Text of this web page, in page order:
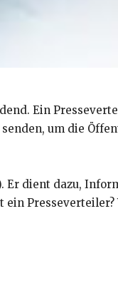
Ein
um die
Er dient dazu,